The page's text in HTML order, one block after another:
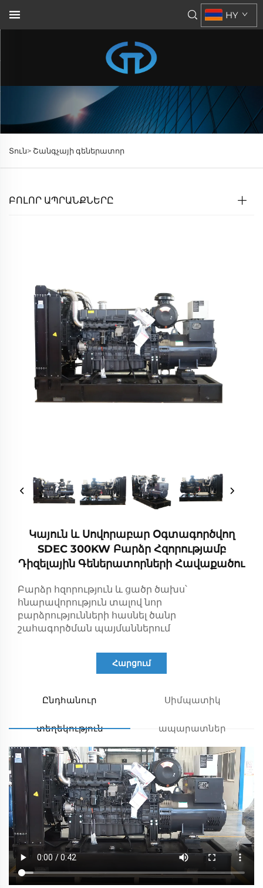
HY
Տուն> Շանգչայի գեներատոր
ԲՈԼՈՐ ԱՊՐԱՆՔՆԵՐԸ
Կայուն ԵՒ Սովորաբար Օգտագործվող
SDEC 300KW Բարձր Հզորությամբ
Դիզելային Գեներատորների Հավաքածու
Բարձր հզորություն և ցածր ծախս՝
հնարավորություն տալով նոր
բարձրությունների հասնել ծանր
շահագործման պայմաններում
Հարցում
Ընդհանուր
տեղեկություն
Սիմպատիկ
ապարատներ